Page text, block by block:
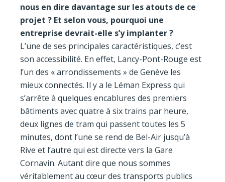
nous en dire davantage sur les atouts de ce
projet ? Et selon vous, pourquoi une
entreprise devrait-elle s’y implanter ?
L’une de ses principales caractéristiques, c’est
son accessibilité. En effet, Lancy-Pont-Rouge est
l’un des « arrondissements » de Genève les
mieux connectés. Il y a le Léman Express qui
s’arrête à quelques encablures des premiers
bâtiments avec quatre à six trains par heure,
deux lignes de tram qui passent toutes les 5
minutes, dont l’une se rend de Bel-Air jusqu’à
Rive et l’autre qui est directe vers la Gare
Cornavin. Autant dire que nous sommes
véritablement au cœur des transports publics